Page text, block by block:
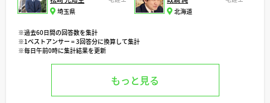
埼玉県
北海道
※過去60日間の回答数を集計
※1ベストアンサー = 3回答分に換算して集計
※毎日午前0時に集計結果を更新
もっと見る